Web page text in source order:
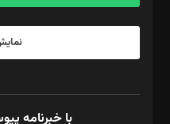
با خبرنامه